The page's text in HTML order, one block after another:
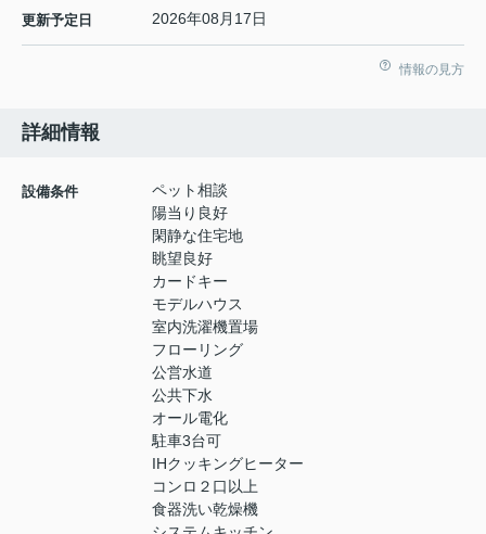
更新予定日 2026年08月17日
情報の見方
詳細情報
設備条件
ペット相談
陽当り良好
閑静な住宅地
眺望良好
カードキー
モデルハウス
室内洗濯機置場
フローリング
公営水道
公共下水
オール電化
駐車3台可
IHクッキングヒーター
コンロ２口以上
食器洗い乾燥機